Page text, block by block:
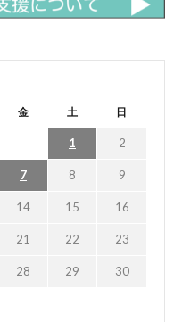
金 土 日
1 2
7 8 9
14 15 16
21 22 23
28 29 30